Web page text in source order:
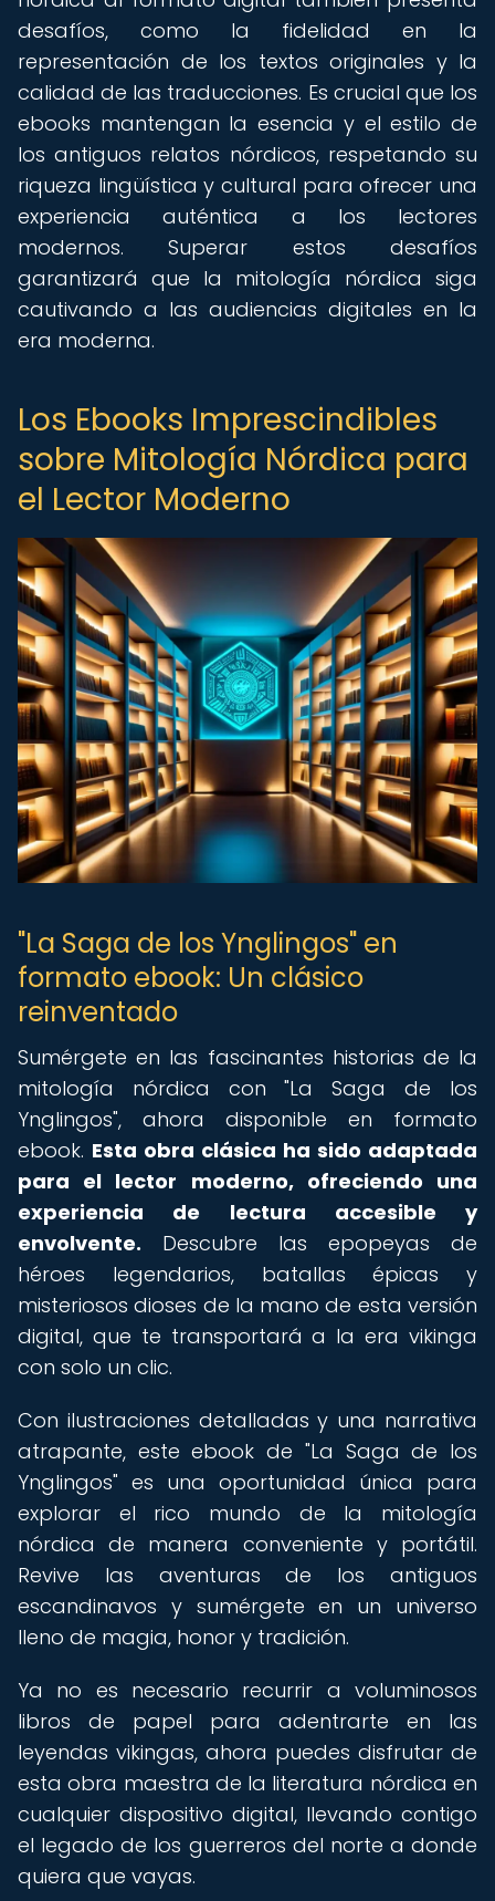
desafíos, como la fidelidad en la
representación de los textos originales y la
calidad de las traducciones. Es crucial que los
ebooks mantengan la esencia y el estilo de
los antiguos relatos nórdicos, respetando su
riqueza lingüística y cultural para ofrecer una
experiencia auténtica a los lectores
modernos. Superar estos desafíos
garantizará que la mitología nórdica siga
cautivando a las audiencias digitales en la
era moderna.
Los Ebooks Imprescindibles
sobre Mitología Nórdica para
el Lector Moderno
"La Saga de los Ynglingos" en
formato ebook: Un clásico
reinventado
Sumérgete en las fascinantes historias de la
mitología nórdica con "La Saga de los
Ynglingos", ahora disponible en formato
ebook. Esta obra clásica ha sido adaptada
para el lector moderno, ofreciendo una
experiencia de lectura accesible y
envolvente. Descubre las epopeyas de
héroes legendarios, batallas épicas y
misteriosos dioses de la mano de esta versión
digital, que te transportará a la era vikinga
con solo un clic.
Con ilustraciones detalladas y una narrativa
atrapante, este ebook de "La Saga de los
Ynglingos" es una oportunidad única para
explorar el rico mundo de la mitología
nórdica de manera conveniente y portátil.
Revive las aventuras de los antiguos
escandinavos y sumérgete en un universo
lleno de magia, honor y tradición.
Ya no es necesario recurrir a voluminosos
libros de papel para adentrarte en las
leyendas vikingas, ahora puedes disfrutar de
esta obra maestra de la literatura nórdica en
cualquier dispositivo digital, llevando contigo
el legado de los guerreros del norte a donde
quiera que vayas.